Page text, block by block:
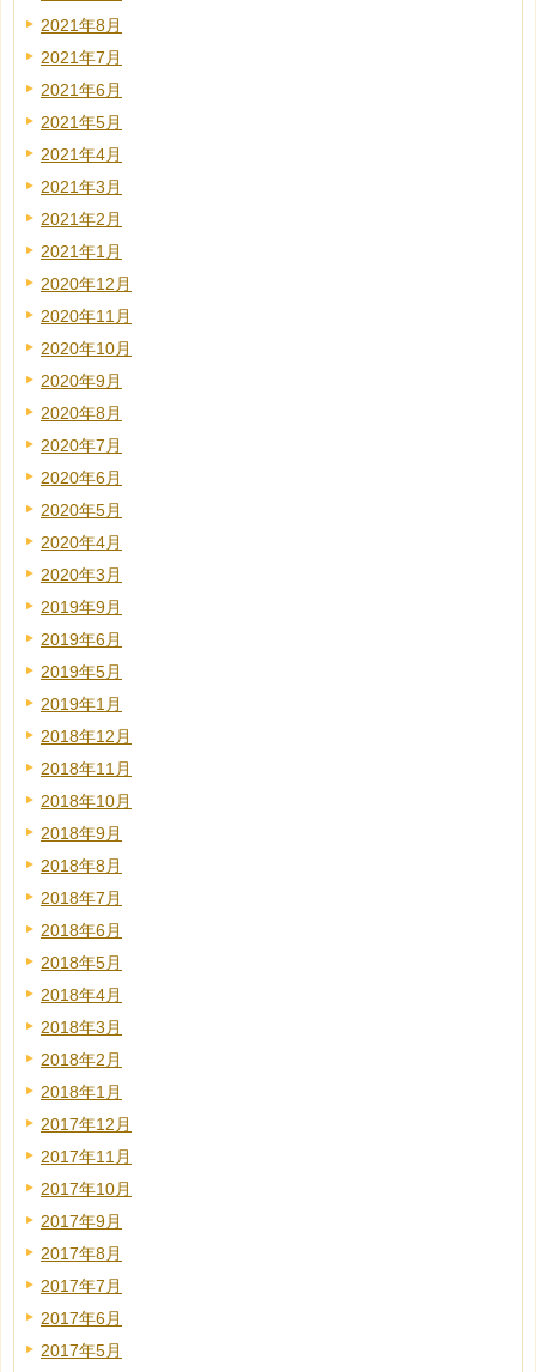
2021年8月
2021年7月
2021年6月
2021年5月
2021年4月
2021年3月
2021年2月
2021年1月
2020年12月
2020年11月
2020年10月
2020年9月
2020年8月
2020年7月
2020年6月
2020年5月
2020年4月
2020年3月
2019年9月
2019年6月
2019年5月
2019年1月
2018年12月
2018年11月
2018年10月
2018年9月
2018年8月
2018年7月
2018年6月
2018年5月
2018年4月
2018年3月
2018年2月
2018年1月
2017年12月
2017年11月
2017年10月
2017年9月
2017年8月
2017年7月
2017年6月
2017年5月